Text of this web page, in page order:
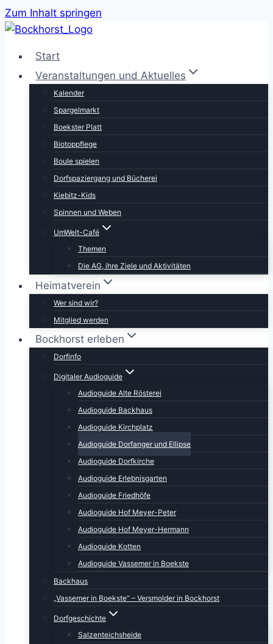
Zum Inhalt springen
Start
Veranstaltungen und Aktuelles
Kalender
Spargelmarkt
Boekster Platt
Biotoppflege
Boule spielen
Dorfspaziergang und Bücherei
Kiebitz-Kids
Spinnen und Weben
UmWelt-Café
Themen
Die AG, ihre Ziele und Aktivitäten
Heimatverein
Wer sind wir?
Mitglied werden
Bockhorst erleben
Dorfinfo
Digitaler Audioguide
Audioguide Alte Rösterei
Audioguide Backhaus
Audioguide Kirchplatz
Audioguide Dorfanger und Ellipse
Audioguide Dorfkirche
Audioguide Erlebnisgarten
Audioguide Friedhöfe
Audioguide Hof Meyer-Peter
Audioguide Hof Meyer-Hermann
Audioguide Kotten
Audioguide Vassemer in Boekste
Backhaus
„Vassemer in Boekste“ – Versmolder in Bockhorst
Dorfgeschichte
Salzenteichsheide